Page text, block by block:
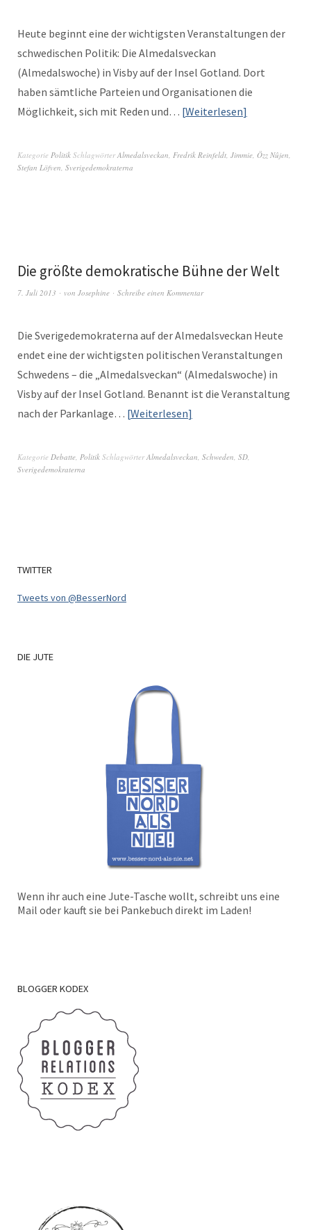
Heute begin­nt eine der wichtig­sten Ver­anstal­tun­gen der
schwedis­chen Poli­tik: Die Almedalsveck­an
(Almedalswoche) in Vis­by auf der Insel Got­land. Dort
haben sämtliche Parteien und Organ­i­sa­tio­nen die
Möglichkeit, sich mit Reden und… Weit­er­lesen
Kategorie Politik SchlagwörterAlmedalsveckan, Fredrik Reinfeldt, Jimmie, Özz Nûjen,
Stefan Löfven, Sverigedemokraterna
Die größte demokratische Bühne der Welt
7. Juli 2013 von Josephine Schreibe einen Kommentar
Die Sverigedemokra­ter­na auf der Almedalsveck­an Heute
endet eine der wichtig­sten poli­tis­chen Ver­anstal­tun­gen
Schwe­dens – die „Almedalsveck­an“ (Almedalswoche) in
Vis­by auf der Insel Got­land. Benan­nt ist die Ver­anstal­tung
nach der Parkan­lage… Weit­er­lesen
Kategorie Debatte, Politik SchlagwörterAlmedalsveckan, Schweden, SD,
Sverigedemokraterna
TWITTER
Tweets von @BesserNord
DIE JUTE
Wenn ihr auch eine Jute-Tasche wollt, schreibt uns eine
Mail oder kauft sie bei Pankebuch direkt im Laden!
BLOGGER KODEX